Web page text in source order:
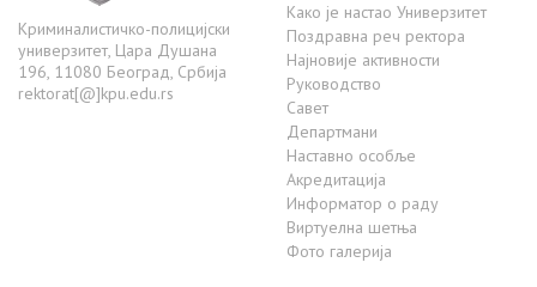
Криминалистичко-полицијски
универзитет, Цара Душана
196, 11080 Београд, Србија
rektorat[@]kpu.edu.rs
Како је настаo Универзитет
Поздравна реч ректора
Најновије активности
Руководство
Савет
Департмани
Наставно особље
Акредитација
Информатор о раду
Виртуелна шетња
Фото галерија